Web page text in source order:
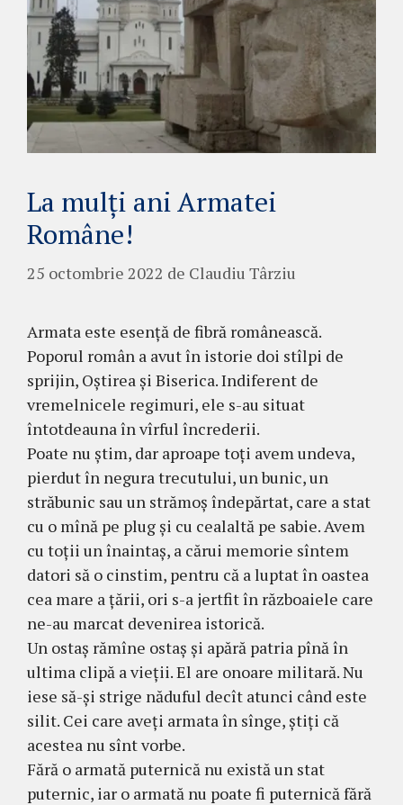
La mulți ani Armatei
Române!
25 octombrie 2022 de Claudiu Târziu
Armata este esență de fibră românească.
Poporul român a avut în istorie doi stîlpi de
sprijin, Oștirea și Biserica. Indiferent de
vremelnicele regimuri, ele s-au situat
întotdeauna în vîrful încrederii.
Poate nu știm, dar aproape toți avem undeva,
pierdut în negura trecutului, un bunic, un
străbunic sau un strămoș îndepărtat, care a stat
cu o mînă pe plug și cu cealaltă pe sabie. Avem
cu toții un înaintaș, a cărui memorie sîntem
datori să o cinstim, pentru că a luptat în oastea
cea mare a țării, ori s-a jertfit în războaiele care
ne-au marcat devenirea istorică.
Un ostaș rămîne ostaș și apără patria pînă în
ultima clipă a vieții. El are onoare militară. Nu
iese să-și strige năduful decît atunci când este
silit. Cei care aveți armata în sînge, știți că
acestea nu sînt vorbe.
Fără o armată puternică nu există un stat
puternic, iar o armată nu poate fi puternică fără